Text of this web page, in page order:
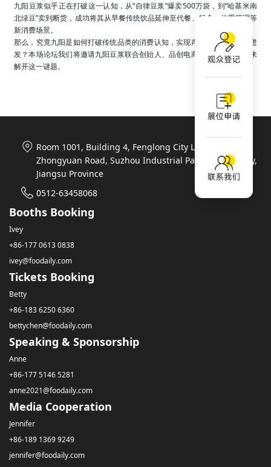
九阳豆浆似乎正在打破这一认知，从“自律豆浆”爆卖500万袋，到“哈基米南
北绿豆”卖到断货，成功将其从早餐传统饮品延伸至代餐、轻食、体重管理等
新消费场景。
那么，究竟九阳是如何打破传统品类的消费认知，实现声量和销量的双重迸
发？本场论坛我们将邀请九阳豆浆联合创始人、品创电商中心总经理彦圻来
解开这一谜题。
Room 1001, Building 4, Fenglong City Life Plaza, 788
Zhongyuan Road, Suzhou Industrial Park, Suzhou City,
Jiangsu Province
0512-63458068
Booths Booking
Ivey
+86-177 0613 0838
ivey@foodaily.com
Tickets Booking
Betty
+86-183 6250 6360
bettychen@foodaily.com
Speaking & Sponsorship
Anne
+86-177 5146 5281
anne2021@foodaily.com
Media Cooperation
Jennifer
+86-189 1369 9249
jennifer@foodaily.com